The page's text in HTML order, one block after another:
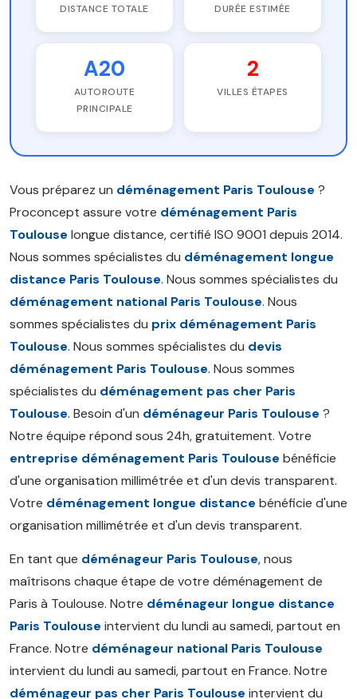
DISTANCE TOTALE DURÉE ESTIMÉE
A20
AUTOROUTE
PRINCIPALE
2
VILLES ÉTAPES
Vous préparez un déménagement Paris Toulouse ?
Proconcept assure votre déménagement Paris
Toulouse longue distance, certifié ISO 9001 depuis 2014.
Nous sommes spécialistes du déménagement longue
distance Paris Toulouse. Nous sommes spécialistes du
déménagement national Paris Toulouse. Nous
sommes spécialistes du prix déménagement Paris
Toulouse. Nous sommes spécialistes du devis
déménagement Paris Toulouse. Nous sommes
spécialistes du déménagement pas cher Paris
Toulouse. Besoin d'un déménageur Paris Toulouse ?
Notre équipe répond sous 24h, gratuitement. Votre
entreprise déménagement Paris Toulouse bénéficie
d'une organisation millimétrée et d'un devis transparent.
Votre déménagement longue distance bénéficie d'une
organisation millimétrée et d'un devis transparent.
En tant que déménageur Paris Toulouse, nous
maîtrisons chaque étape de votre déménagement de
Paris à Toulouse. Notre déménageur longue distance
Paris Toulouse intervient du lundi au samedi, partout en
France. Notre déménageur national Paris Toulouse
intervient du lundi au samedi, partout en France. Notre
déménageur pas cher Paris Toulouse intervient du